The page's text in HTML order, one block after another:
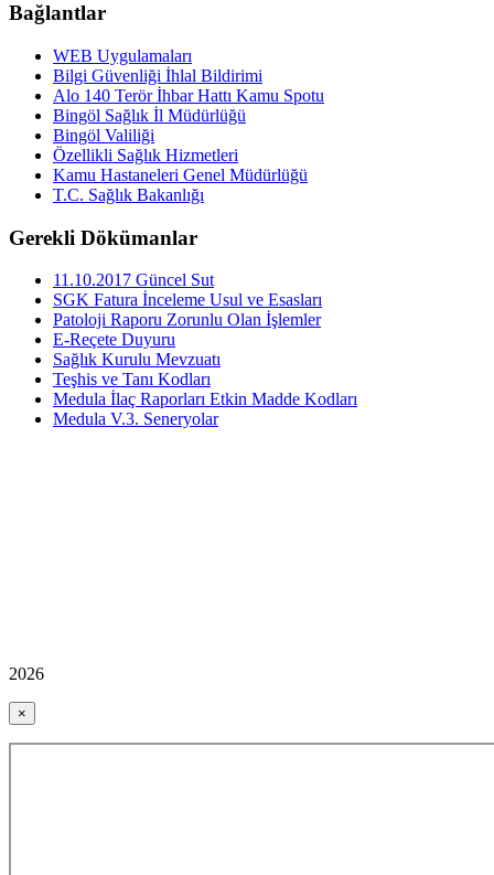
Bağlantlar
WEB Uygulamaları
Bilgi Güvenliği İhlal Bildirimi
Alo 140 Terör İhbar Hattı Kamu Spotu
Bingöl Sağlık İl Müdürlüğü
Bingöl Valiliği
Özellikli Sağlık Hizmetleri
Kamu Hastaneleri Genel Müdürlüğü
T.C. Sağlık Bakanlığı
Gerekli Dökümanlar
11.10.2017 Güncel Sut
SGK Fatura İnceleme Usul ve Esasları
Patoloji Raporu Zorunlu Olan İşlemler
E-Reçete Duyuru
Sağlık Kurulu Mevzuatı
Teşhis ve Tanı Kodları
Medula İlaç Raporları Etkin Madde Kodları
Medula V.3. Seneryolar
2026
×